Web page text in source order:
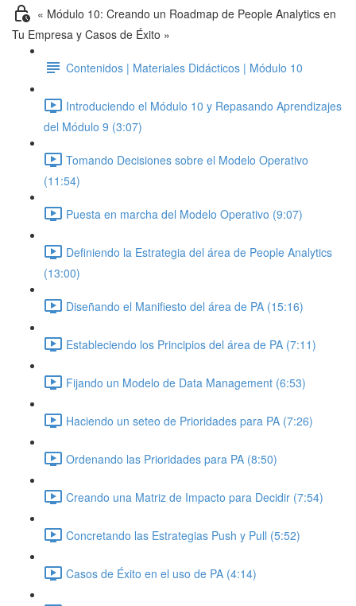
« Módulo 10: Creando un Roadmap de People Analytics en
Tu Empresa y Casos de Éxito »
Contenidos | Materiales Didácticos | Módulo 10
Introduciendo el Módulo 10 y Repasando Aprendizajes
del Módulo 9 (3:07)
Tomando Decisiones sobre el Modelo Operativo
(11:54)
Puesta en marcha del Modelo Operativo (9:07)
Definiendo la Estrategia del área de People Analytics
(13:00)
Diseñando el Manifiesto del área de PA (15:16)
Estableciendo los Principios del área de PA (7:11)
Fijando un Modelo de Data Management (6:53)
Haciendo un seteo de Prioridades para PA (7:26)
Ordenando las Prioridades para PA (8:50)
Creando una Matriz de Impacto para Decidir (7:54)
Concretando las Estrategias Push y Pull (5:52)
Casos de Éxito en el uso de PA (4:14)